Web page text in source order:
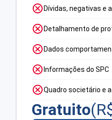
Dívidas, negativas e
Detalhamento de
Dados
Informações do SPC
Quadro societário e
Gratuito